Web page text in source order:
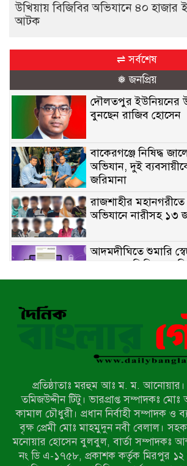
উখিয়ায় বিজিবির অভিযানে ৪০ হাজার
আটক
⇌ সর্বশেষ
❅ জনপ্রিয়
দৌলতপুর ইউনিয়নের
বুনছেন রাজিব হোসেন
বাকেরগঞ্জে নিষিদ্ধ
অভিযান, দুই
জরিমানা
রাজশাহীর
অভিযানে নারীসহ
আদমদীঘিতে শুমারি
যোগ্যতার ভিত্তিতে
নির্বাচিতদের আ.লীগ
নেওয়ার হুমকি দিলেন
পরিচয় দেওয়া সভাপতি
উখিয়ায় বিজিবির
ইয়াবাসহ যুবক আটক
পোরশায় ৭ মাসে ১৯
শীর্ষে আত্মহত্যা
হিন্দু বৌদ্ধ খ্রিস্টান
নীলফামারী কমিটি নিয়ে
প্রতিষ্ঠাতাঃ মরহুম আঃ ম. ম.
তমিজউদ্দীন টিটু। ভারপ্রাপ্ত সম্পাদকঃ
কামাল চৌধুরী। প্রধান নির্বাহী সম্পাদক ও
বৃক্ষ প্রেমী মোঃ মাহমুদুন নবী বেলাল।
মনোয়ার হোসেন বুলবুল, বার্তা সম্পাদকঃ
নং ডি এ-১৭৫৮, প্রকাশক কর্তৃক মিরপুর ১২